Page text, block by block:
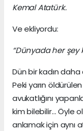
Kemal Atatürk.
Ve ekliyordu:
“Dünyada her şey
Dün bir kadın
Peki yarın
avukatlığını
kim bilebilir… Öyle
anlamak için aynı